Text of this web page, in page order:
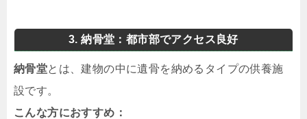
3. 納骨堂：都市部でアクセス良好
納骨堂とは、建物の中に遺骨を納めるタイプの供養施
設です。
こんな方におすすめ：